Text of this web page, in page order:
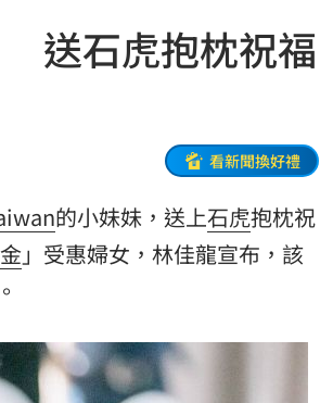
送石虎抱枕祝福
看新聞換好禮
的小妹妹，送上石虎抱枕祝
」受惠婦女，林佳龍宣布，該